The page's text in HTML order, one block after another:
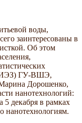
воды,
заинтересованы в
Об этом
ГУ-ВШЭ,
Дорошенко,
нанотехнологий:
5 декабря в рамках
нанотехнологиям.